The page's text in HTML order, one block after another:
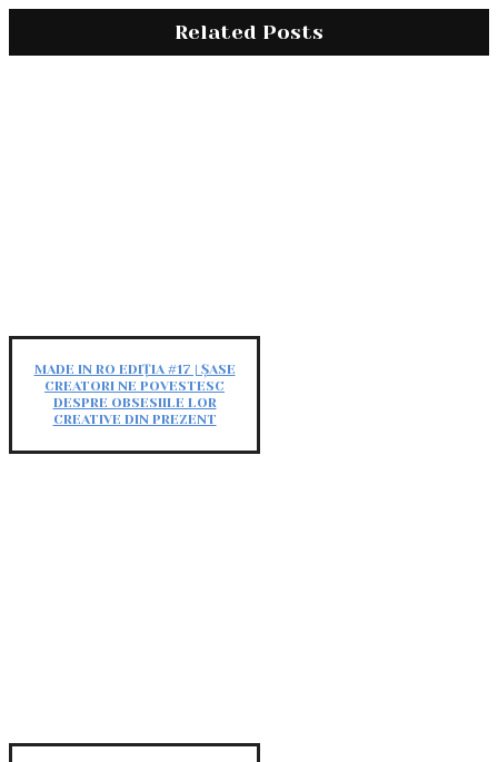
Related Posts
MADE IN RO EDIȚIA #17 | ȘASE
CREATORI NE POVESTESC
DESPRE OBSESIILE LOR
CREATIVE DIN PREZENT